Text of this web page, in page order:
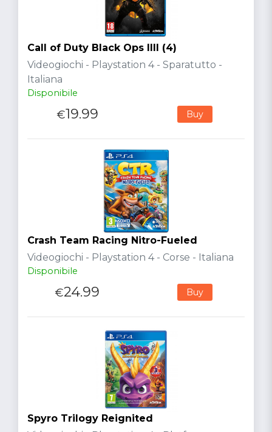
Call of Duty Black Ops IIII (4)
Videogiochi - Playstation 4 - Sparatutto -
Italiana
Disponibile
€19.99 Buy
Crash Team Racing Nitro-Fueled
Videogiochi - Playstation 4 - Corse - Italiana
Disponibile
€24.99 Buy
Spyro Trilogy Reignited